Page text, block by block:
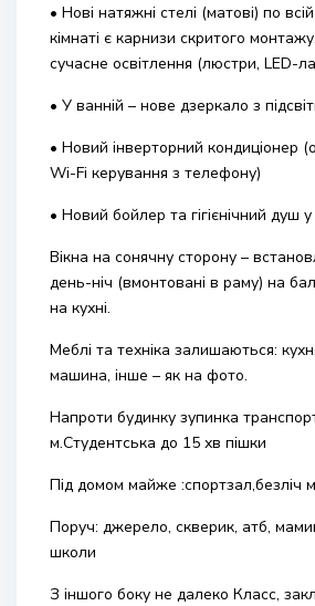
• Нові натяжні стелі (матові) по
кімнаті є карнизи скритого
сучасне освітлення (люстри, LED-
• У ванній – нове дзеркало з
• Новий інверторний кондиціонер
Wi-Fi керування з телефону)
• Новий бойлер та гігієнічний душ у
Вікна на сонячну сторону –
день-ніч (вмонтовані в раму) на
на кухні.
Меблі та техніка залишаються:
машина, інше – як на фото.
Напроти будинку зупинка
м.Студентська до 15 хв пішки
Під домом майже :спортзал,безліч
Поруч: джерело, скверик, атб,
школи
З іншого боку не далеко Класс,